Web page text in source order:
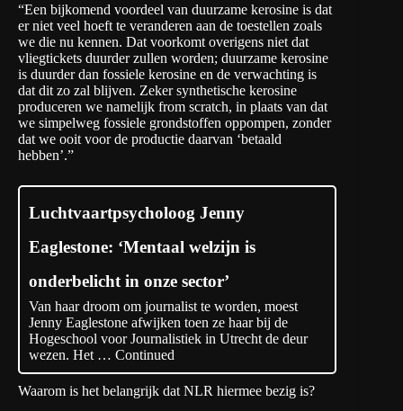
“Een bijkomend voordeel van duurzame kerosine is dat
er niet veel hoeft te veranderen aan de toestellen zoals
we die nu kennen. Dat voorkomt overigens niet dat
vliegtickets duurder zullen worden; duurzame kerosine
is duurder dan fossiele kerosine en de verwachting is
dat dit zo zal blijven. Zeker synthetische kerosine
produceren we namelijk from scratch, in plaats van dat
we simpelweg fossiele grondstoffen oppompen, zonder
dat we ooit voor de productie daarvan ‘betaald
hebben’.”
Luchtvaartpsycholoog Jenny
Eaglestone: ‘Mentaal welzijn is
onderbelicht in onze sector’
Van haar droom om journalist te worden, moest
Jenny Eaglestone afwijken toen ze haar bij de
Hogeschool voor Journalistiek in Utrecht de deur
wezen. Het … Continued
Waarom is het belangrijk dat NLR hiermee bezig is?